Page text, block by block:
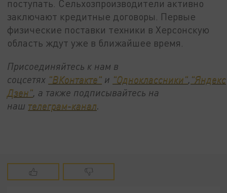
поступать. Сельхозпроизводители активно
заключают кредитные договоры. Первые
физические поставки техники в Херсонскую
область ждут уже в ближайшее время.
Присоединяйтесь к нам в
соцсетях "ВКонтакте" и "Одноклассники", "Яндекс
Дзен", а также подписывайтесь на
наш телеграм-канал.